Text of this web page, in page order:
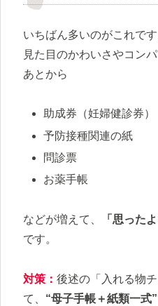
いちばん多いのがこれです
見た目のかわいさやコン
あとから
助成券（妊婦健診券）
予防接種関連の紙
問診票
お薬手帳
などが増えて、 「思った
です。
対策： 後述の「入れる物
て、 “母子手帳＋紙類一式